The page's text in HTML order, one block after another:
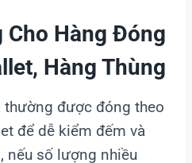
Cho Hàng Đóng
Hàng Thùng
thường được đóng theo
để dễ kiểm đếm và
nếu số lượng nhiều